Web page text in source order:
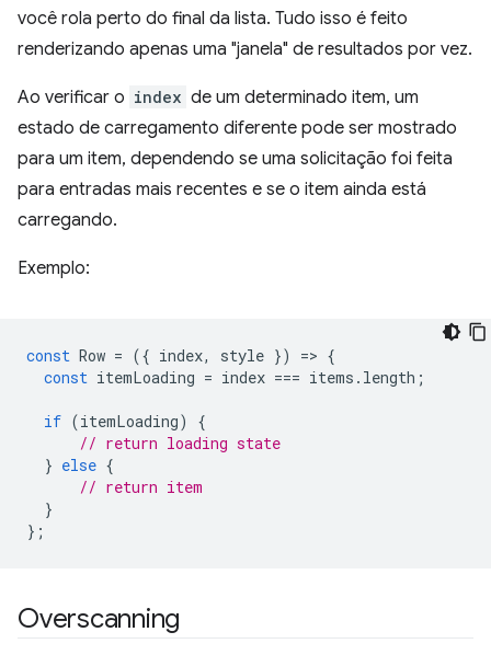
você rola perto do final da lista. Tudo isso é feito
renderizando apenas uma "janela" de resultados por vez.
Ao verificar o index de um determinado item, um
estado de carregamento diferente pode ser mostrado
para um item, dependendo se uma solicitação foi feita
para entradas mais recentes e se o item ainda está
carregando.
Exemplo:
const Row = ({ index, style }) => {
const itemLoading = index === items . length ;
if (itemLoading)
{
// return loading state
} else {
// return item
}
};
Overscanning